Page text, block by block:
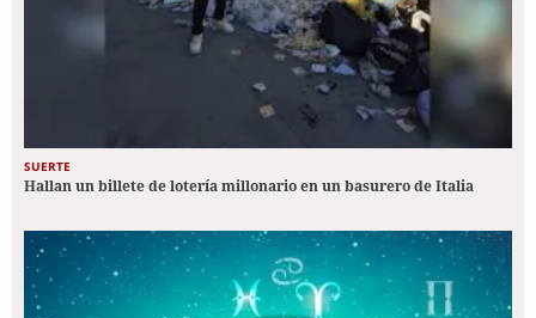
SUERTE
Hallan un billete de lotería millonario en un basurero de Italia